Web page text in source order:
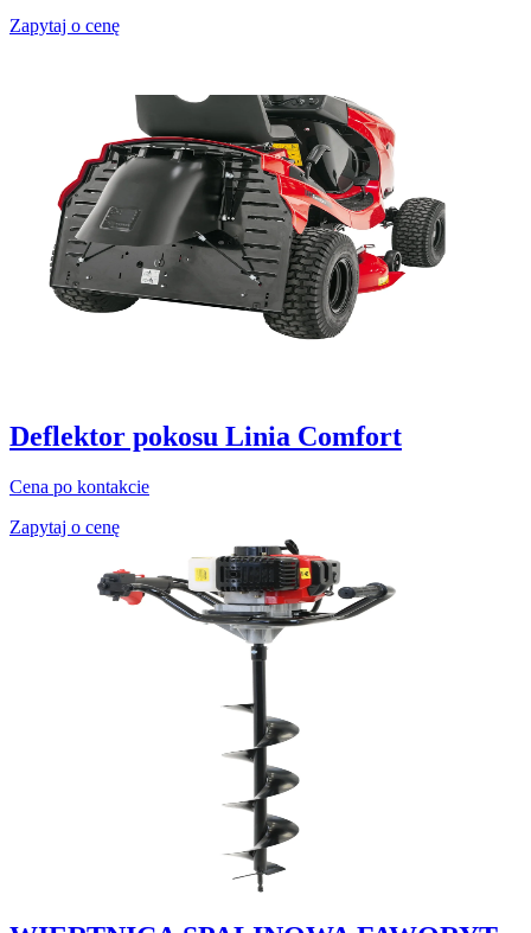
Zapytaj o cenę
Deflektor pokosu Linia Comfort
Cena po kontakcie
Zapytaj o cenę